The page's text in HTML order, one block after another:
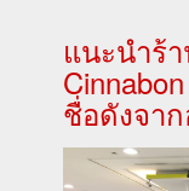
แนะนำร้
ชื่อดังจา